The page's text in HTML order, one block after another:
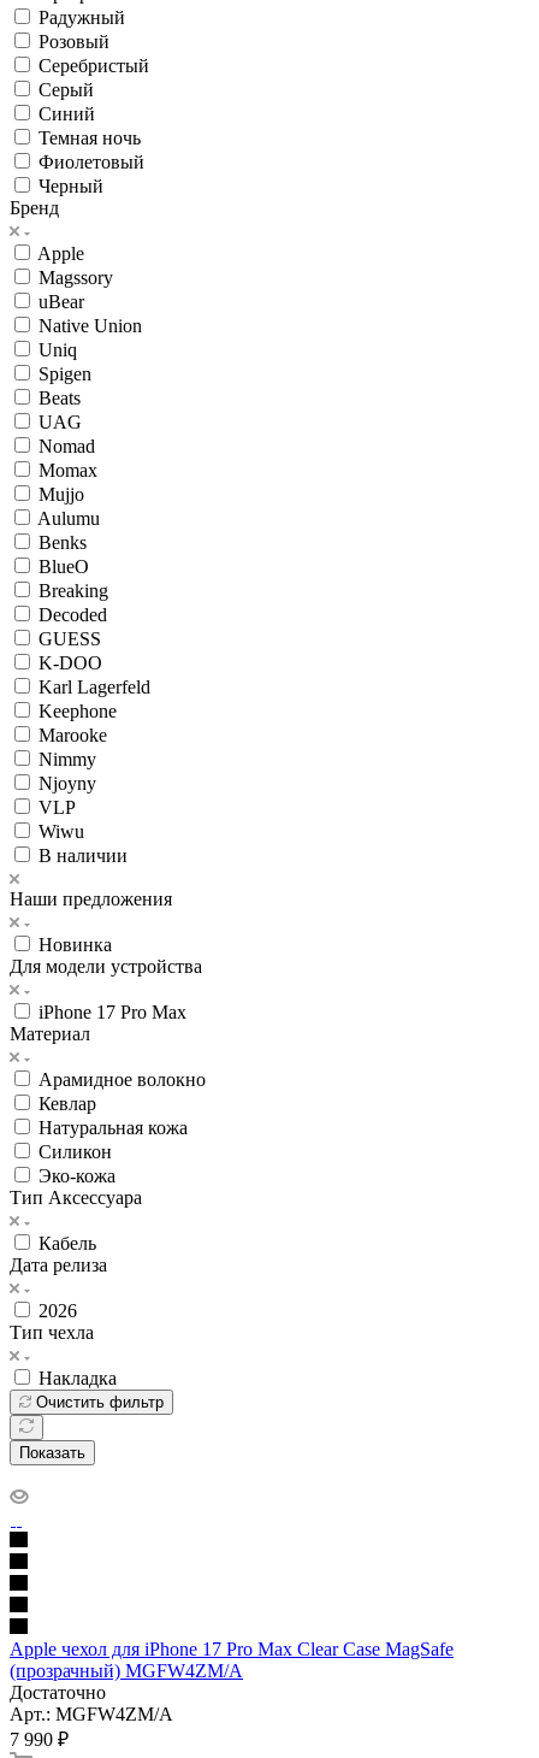
Радужный
Розовый
Серебристый
Серый
Синий
Темная ночь
Фиолетовый
Черный
Бренд
Apple
Magssory
uBear
Native Union
Uniq
Spigen
Beats
UAG
Nomad
Momax
Mujjo
Aulumu
Benks
BlueO
Breaking
Decoded
GUESS
K-DOO
Karl Lagerfeld
Keephone
Marooke
Nimmy
Njoyny
VLP
Wiwu
В наличии
Наши предложения
Новинка
Для модели устройства
iPhone 17 Pro Max
Материал
Арамидное волокно
Кевлар
Натуральная кожа
Силикон
Эко-кожа
Тип Аксессуара
Кабель
Дата релиза
2026
Тип чехла
Накладка
Очистить фильтр
Показать
Apple чехол для iPhone 17 Pro Max Clear Case MagSafe
(прозрачный) MGFW4ZM/A
Достаточно
Арт.: MGFW4ZM/A
7 990 ₽